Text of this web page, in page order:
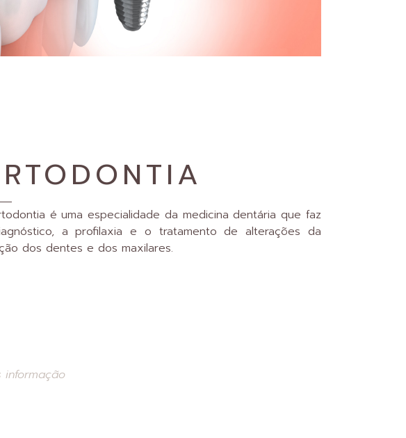
é uma especialidade da medicina dentária que faz
a profilaxia e o tratamento de alterações da
dos dentes e dos maxilares.
informação